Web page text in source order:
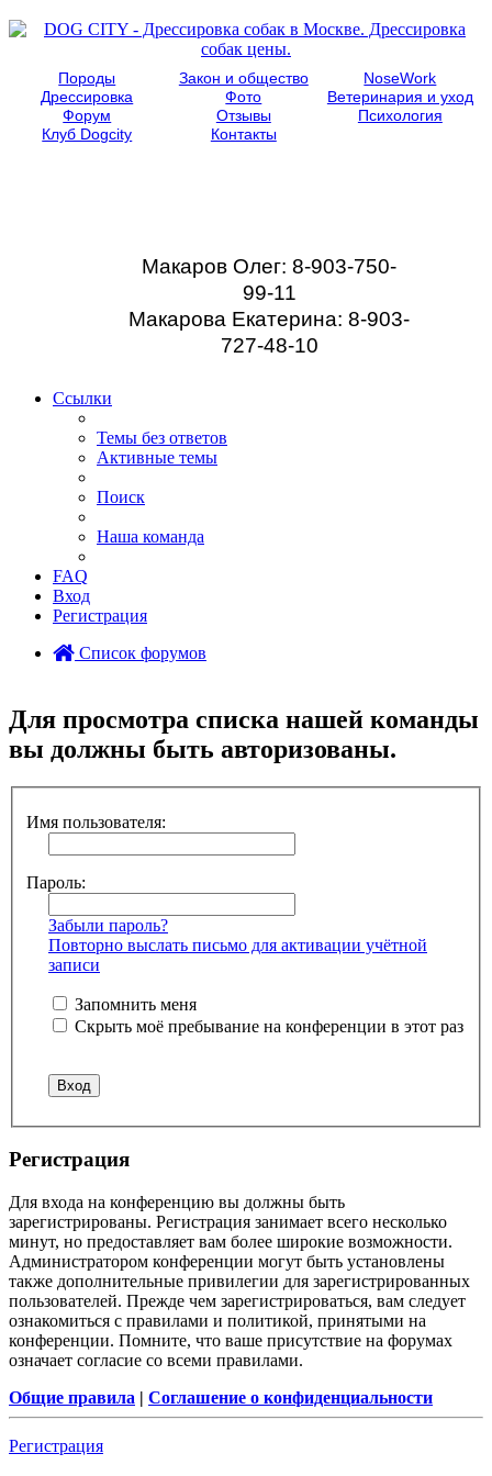
Породы Закон и общество
NoseWork
Дрессировка
Фото
Ветеринария и уход
Форум
Отзывы
Психология
Клуб Dogcity
Контакты
Макаров Олег: 8-903-750-
99-11
Макарова Екатерина: 8-903-
727-48-10
Ссылки
Темы без ответов
Активные темы
Поиск
Наша команда
FAQ
Вход
Регистрация
Список форумов
Для просмотра списка нашей команды
вы должны быть авторизованы.
Имя пользователя:
Пароль:
Забыли пароль?
Повторно выслать письмо для активации учётной
записи
Запомнить меня
Скрыть моё пребывание на конференции в этот раз
Регистрация
Для входа на конференцию вы должны быть
зарегистрированы. Регистрация занимает всего несколько
минут, но предоставляет вам более широкие возможности.
Администратором конференции могут быть установлены
также дополнительные привилегии для зарегистрированных
пользователей. Прежде чем зарегистрироваться, вам следует
ознакомиться с правилами и политикой, принятыми на
конференции. Помните, что ваше присутствие на форумах
означает согласие со всеми правилами.
Общие правила | Соглашение о конфиденциальности
Регистрация